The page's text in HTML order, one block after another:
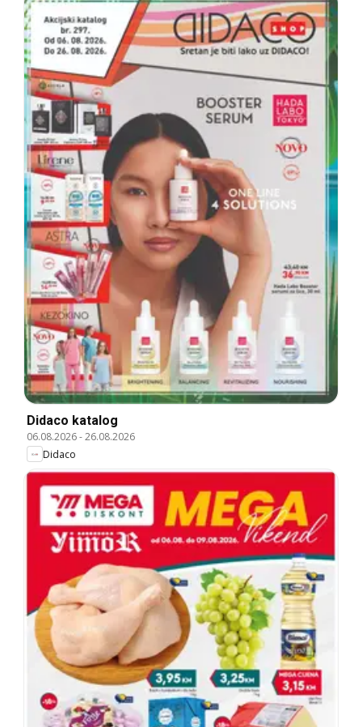
Didaco katalog
06.08.2026-26.08.2026
Didaco